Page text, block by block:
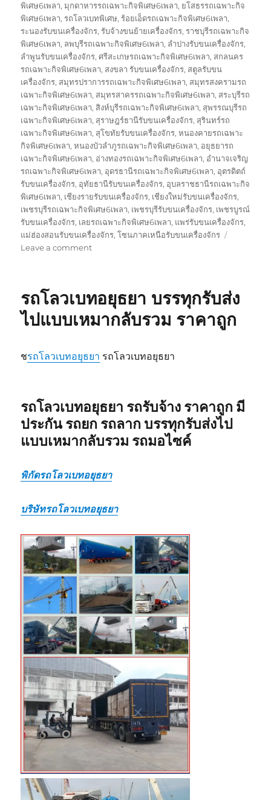
พิเศษ6เพลา,มุกดาหารรถเฉพาะกิจพิเศษ6เพลา, ยโสธรรถเฉพาะกิจ
พิเศษ6เพลา,รถโลวเบทพิเศษ,ร้อยเอ็ดรถเฉพาะกิจพิเศษ6เพลา,
ระนองรับขนเครื่องจักร,รับจ้างขนย้ายเครื่องจักร,ราชบุรีรถเฉพาะกิจ
พิเศษ6เพลา, ลพบุรีรถเฉพาะกิจพิเศษ6เพลา, ลำปางรับขนเครื่องจักร,
ลำพูนรับขนเครื่องจักร,ศรีสะเกษรถเฉพาะกิจพิเศษ6เพลา, สกลนคร
รถเฉพาะกิจพิเศษ6เพลา, สงขลา รับขนเครื่องจักร, สตูลรับขน
เครื่องจักร, สมุทรปราการรถเฉพาะกิจพิเศษ6เพลา, สมุทรสงครามรถ
เฉพาะกิจพิเศษ6เพลา, สมุทรสาครรถเฉพาะกิจพิเศษ6เพลา, สระบุรีรถ
เฉพาะกิจพิเศษ6เพลา, สิงห์บุรีรถเฉพาะกิจพิเศษ6เพลา, สุพรรณบุรีรถ
เฉพาะกิจพิเศษ6เพลา, สุราษฎร์ธานีรับขนเครื่องจักร, สุรินทร์รถ
เฉพาะกิจพิเศษ6เพลา, สุโขทัยรับขนเครื่องจักร,หนองคายรถเฉพาะ
กิจพิเศษ6เพลา,หนองบัวลำภูรถเฉพาะกิจพิเศษ6เพลา, อยุธยารถ
เฉพาะกิจพิเศษ6เพลา, อ่างทองรถเฉพาะกิจพิเศษ6เพลา, อำนาจเจริญ
รถเฉพาะกิจพิเศษ6เพลา, อุดรธานีรถเฉพาะกิจพิเศษ6เพลา, อุตรดิตถ์
รับขนเครื่องจักร, อุทัยธานีรับขนเครื่องจักร, อุบลราชธานีรถเฉพาะกิจ
พิเศษ6เพลา, เชียงรายรับขนเครื่องจักร, เชียงใหม่รับขนเครื่องจักร,
เพชรบุรีรถเฉพาะกิจพิเศษ6เพลา, เพชรบุรีรับขนเครื่องจักร, เพชรบูรณ์
รับขนเครื่องจักร, เลยรถเฉพาะกิจพิเศษ6เพลา, แพร่รับขนเครื่องจักร,
แม่ฮ่องสอนรับขนเครื่องจักร,โซนภาคเหนือรับขนเครื่องจักร
Leave a commenton
บรรทุก
ส่ง
เหมา
รถโลวเบทอยุธยา บรรทุกรับส่ง
ไปแบบเหมากลับรวม ราคาถูก
ชรถโลวเบทอยุธยา รถโลวเบทอยุธยา
รถโลวเบทอยุธยา รถรับจ้าง ราคาถูก มี
ประกัน รถยก รถลาก บรรทุกรับส่งไป
แบบเหมากลับรวม รถมอไซค์
พิกัดรถโลวเบทอยุธยา
บริษัทรถโลวเบทอยุธยา